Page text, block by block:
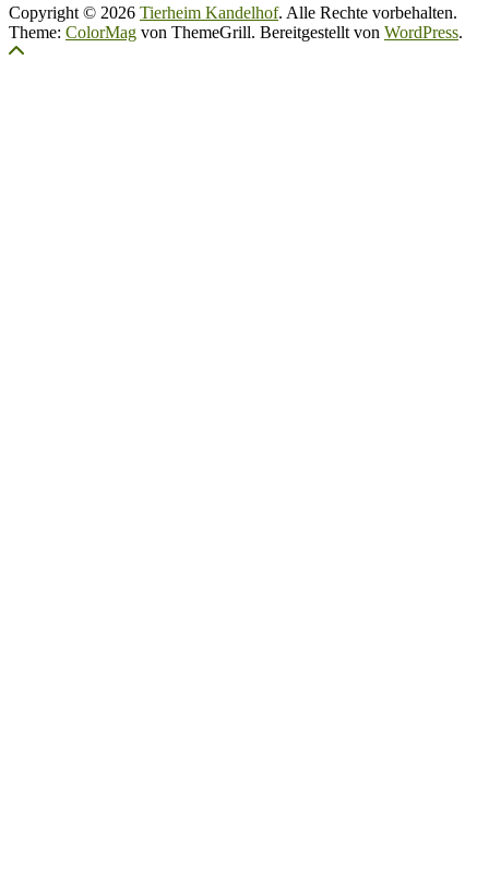
Copyright © 2026 Tierheim Kandelhof. Alle Rechte vorbehalten.
Theme: ColorMag von ThemeGrill. Bereitgestellt von WordPress.